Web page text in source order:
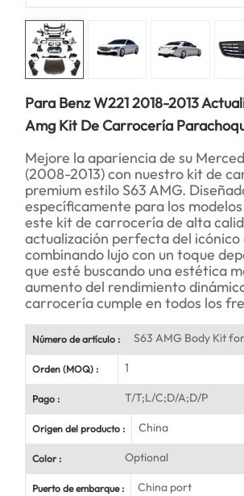
Para Benz W221 2018-2013
Amg Kit De Carrocería
Mejore la apariencia de su
(2008-2013) con nuestro kit de
premium estilo S63 AMG.
específicamente para los
este kit de carrocería de alta
actualización perfecta del icónico
combinando lujo con un toque
que esté buscando una estética
aumento del rendimiento
carrocería cumple en todos los
Número de artículo : S63 AMG Body Kit
Orden (MOQ) : 1
Pago : T/T;L/C;D/A;D/P
Origen del producto : China
Color : Optional
Puerto de embarque : China port